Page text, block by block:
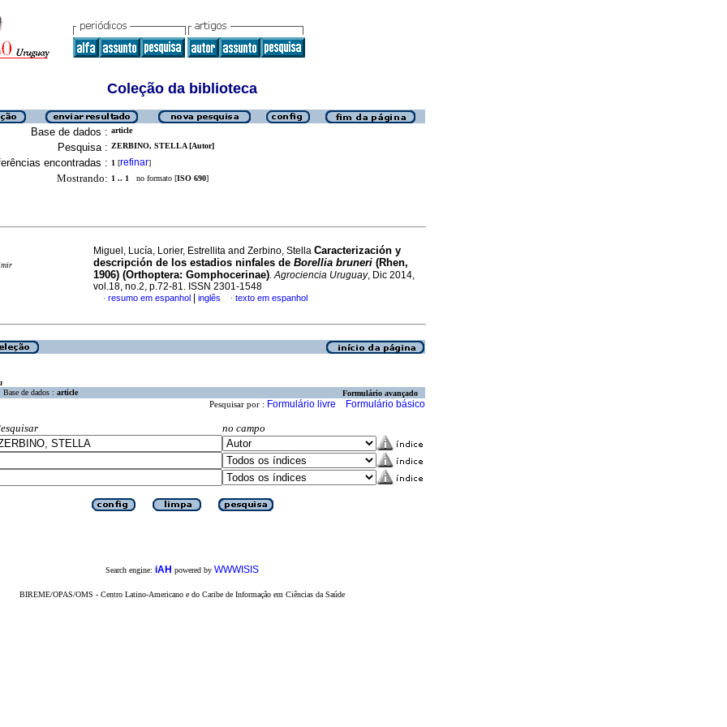
Coleção da biblioteca
Base de dados : article
Pesquisa : ZERBINO, STELLA [Autor]
encontradas : 1 [refinar]
Mostrando: 1 .. 1 no formato [ISO 690]
Miguel, Lucía, Lorier, Estrellita and Zerbino, Stella Caracterización y
descripción de los estadios ninfales de Borellia bruneri (Rhen,
1906) (Orthoptera: Gomphocerinae).Agrociencia Uruguay, Dic 2014,
vol.18, no.2, p.72-81. ISSN 2301-1548
· resumo em espanhol inglês · texto em espanhol
Base de dados : article Formulário avançado
Pesquisar por : Formulário livre Formulário básico
no campo
Search engine: iAH powered by WWWISIS
BIREME/OPAS/OMS - Centro Latino-Americano e do Caribe de Informação em Ciências da Saúde